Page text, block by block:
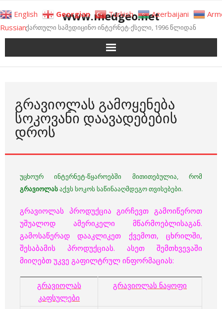
to
content
www.medgeo.net
ქართული სამედიცინო ინტერნეტ-ქსელი, 1996 წლიდან
ᲒᲠᲐᲕᲘᲝᲚᲐᲡ ᲒᲐᲛᲝᲧᲔᲜᲔᲑᲐ
ᲡᲝᲙᲝᲕᲐᲜᲘ ᲓᲐᲐᲕᲐᲓᲔᲑᲔᲑᲘᲡ
ᲓᲠᲝᲡ
უცხოურ ინტერნეტ-წყაროებში მითითებულია, რომ
გრავიოლასაქვს სოკოს საწინააღმდეგო თვისებები.
გრავიოლას პროდუქცია გირჩევთ გამოიწეროთ
უშუალოდ ამერიკელი მწარმოებლისაგან.
გამოსაწერად დააკლიკეთ ქვემოთ, ცხრილში,
შესაბამის პროდუქციას. ასეთ შემთხვევაში
მიიღებთ უკვე გაფილტრულ ინფორმაციას:
გრავიოლას
კაფსულები
გრავიოლას ნაყოფი
English Georgian Turkish Azerbaijani
Russian